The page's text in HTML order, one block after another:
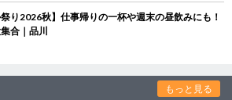
り2026秋】仕事帰りの一杯や週末の昼飲みにも！
合｜品川
もっと見る